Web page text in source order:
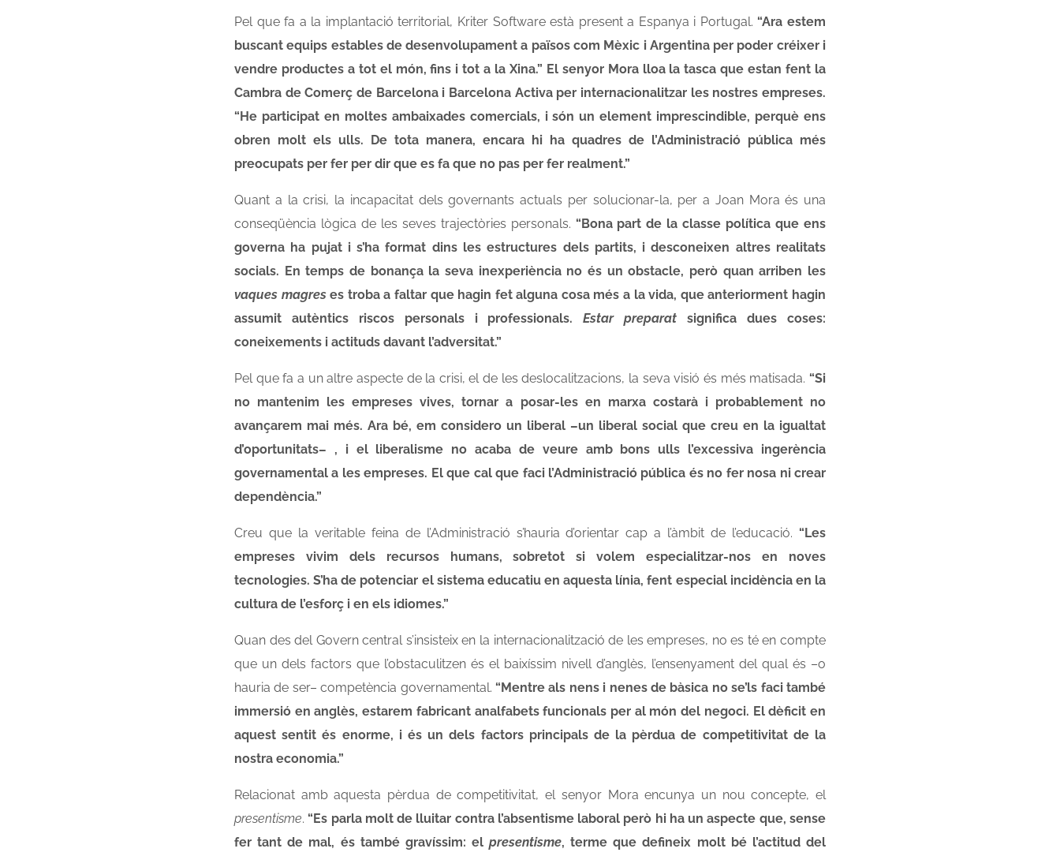
Pel que fa a la implantació territorial, Kriter Software està present a Espanya i Portugal. “Ara estem
buscant equips estables de desenvolupament a països com Mèxic i Argentina per poder créixer i
vendre productes a tot el món, fins i tot a la Xina.” El senyor Mora lloa la tasca que estan fent la
Cambra de Comerç de Barcelona i Barcelona Activa per internacionalitzar les nostres empreses.
“He participat en moltes ambaixades comercials, i són un element imprescindible, perquè ens
obren molt els ulls. De tota manera, encara hi ha quadres de l’Administració pública més
preocupats per fer per dir que es fa que no pas per fer realment.”
Quant a la crisi, la incapacitat dels governants actuals per solucionar-la, per a Joan Mora és una
conseqüència lògica de les seves trajectòries personals. “Bona part de la classe política que ens
governa ha pujat i s’ha format dins les estructures dels partits, i desconeixen altres realitats
socials. En temps de bonança la seva inexperiència no és un obstacle, però quan arriben les
vaques magreses troba a faltar que hagin fet alguna cosa més a la vida, que anteriorment hagin
assumit autèntics riscos personals i professionals.Estar preparat significa dues coses:
coneixements i actituds davant l’adversitat.”
Pel que fa a un altre aspecte de la crisi, el de les deslocalitzacions, la seva visió és més matisada. “Si
no mantenim les empreses vives, tornar a posar-les en marxa costarà i probablement no
avançarem mai més. Ara bé, em considero un liberal –un liberal social que creu en la igualtat
d’oportunitats– , i el liberalisme no acaba de veure amb bons ulls l’excessiva ingerència
governamental a les empreses. El que cal que faci l’Administració pública és no fer nosa ni crear
dependència.”
Creu que la veritable feina de l’Administració s’hauria d’orientar cap a l’àmbit de l’educació. “Les
empreses vivim dels recursos humans, sobretot si volem especialitzar-nos en noves
tecnologies. S’ha de potenciar el sistema educatiu en aquesta línia, fent especial incidència en la
cultura de l’esforç i en els idiomes.”
Quan des del Govern central s’insisteix en la internacionalització de les empreses, no es té en compte
que un dels factors que l’obstaculitzen és el baixíssim nivell d’anglès, l’ensenyament del qual és –o
hauria de ser– competència governamental. “Mentre als nens i nenes de bàsica no se’ls faci també
immersió en anglès, estarem fabricant analfabets funcionals per al món del negoci. El dèficit en
aquest sentit és enorme, i és un dels factors principals de la pèrdua de competitivitat de la
nostra economia.”
Relacionat amb aquesta pèrdua de competitivitat, el senyor Mora encunya un nou concepte, el
presentisme. “Es parla molt de lluitar contra l’absentisme laboral però hi ha un aspecte que, sense
fer tant de mal, és també gravíssim: elpresentisme, terme que defineix molt bé l’actitud del